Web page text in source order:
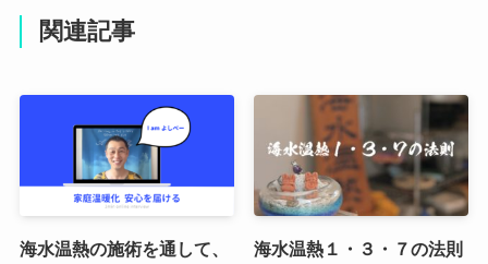
関連記事
海水温熱の施術を通して、
海水温熱１・３・７の法則